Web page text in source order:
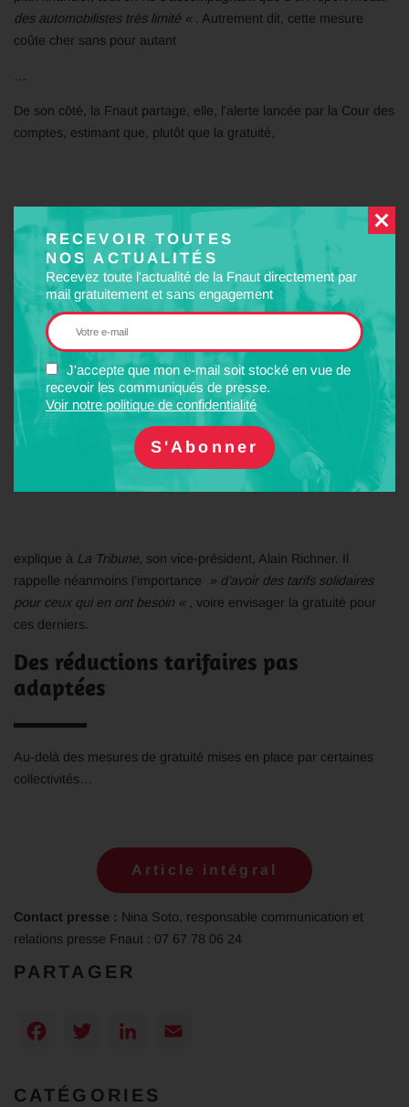
RECEVOIR TOUTES
NOS ACTUALITÉS
Recevez toute l'actualité de la Fnaut directement par
mail gratuitement et sans engagement
J'accepte que mon e-mail soit stocké en vue de
recevoir les communiqués de presse.
Voir notre politique de confidentialité
des automobilistes très limité « . Autrement dit, cette mesure
coûte cher sans pour autant
De son côté, la Fnaut partage, elle, l’alerte lancée par la Cour des
comptes, estimant que, plutôt que la gratuité,
Ce qui compte pour les
usagers c’est d’avoir un
service étendu à tout
le périmètre de
l’agglomération et
étendu tant en
fréquence qu’en
volume de services
explique à La Tribune, son vice-président, Alain Richner. Il
rappelle néanmoins l’importance
» d’avoir des tarifs solidaires
pour ceux qui en ont besoin « , voire envisager la gratuité pour
ces derniers.
Des réductions tarifaires pas
adaptées
Au-delà des mesures de gratuité mises en place par certaines
collectivités…
Article intégral
Contact presse : Nina Soto, responsable communication et
relations presse Fnaut : 07 67 78 06 24
PARTAGER
Facebook
TwitterLinkedIn
CATÉGORIES